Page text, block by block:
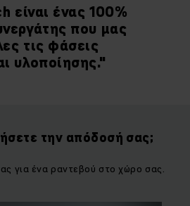
είναι ένας 100%
που μας
τις φάσεις
υλοποίησης."
την απόδοσή σας;
για ένα ραντεβού στο χώρο σας.